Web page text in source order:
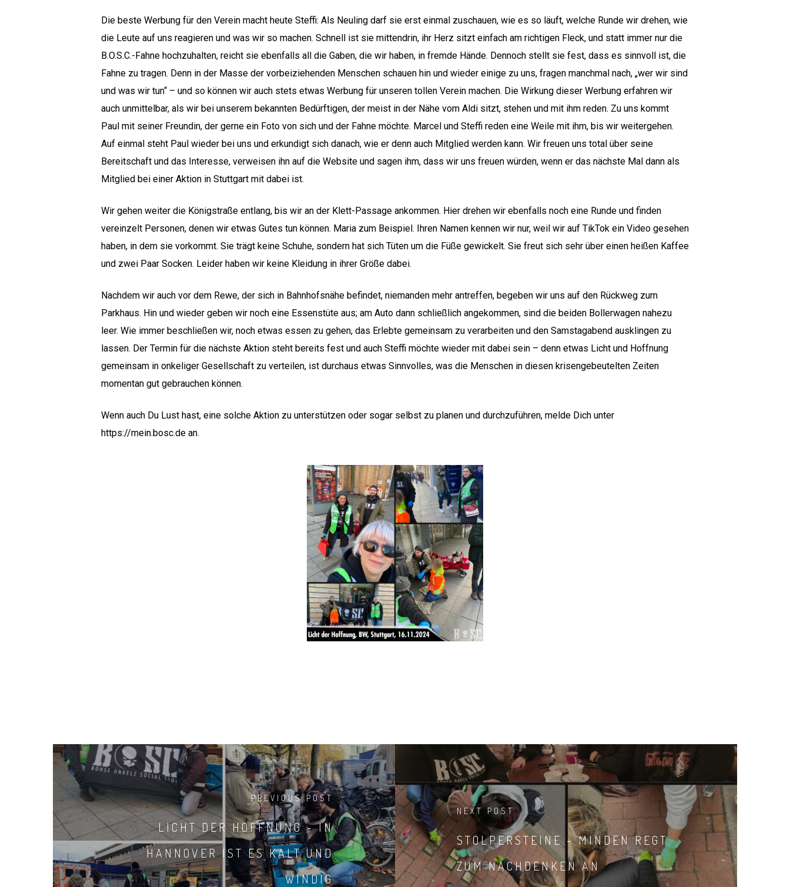
Hit enter to search or ESC to close
Die beste Werbung für den Verein macht heute Steffi: Als Neuling darf sie erst einmal zuschauen, wie es so läuft, welche Runde wir drehen, wie
die Leute auf uns reagieren und was wir so machen. Schnell ist sie mittendrin, ihr Herz sitzt einfach am richtigen Fleck, und statt immer nur die
B.O.S.C.-Fahne hochzuhalten, reicht sie ebenfalls all die Gaben, die wir haben, in fremde Hände. Dennoch stellt sie fest, dass es sinnvoll ist, die
Fahne zu tragen. Denn in der Masse der vorbeiziehenden Menschen schauen hin und wieder einige zu uns, fragen manchmal nach, „wer wir sind
und was wir tun“ – und so können wir auch stets etwas Werbung für unseren tollen Verein machen. Die Wirkung dieser Werbung erfahren wir
auch unmittelbar, als wir bei unserem bekannten Bedürftigen, der meist in der Nähe vom Aldi sitzt, stehen und mit ihm reden. Zu uns kommt
Paul mit seiner Freundin, der gerne ein Foto von sich und der Fahne möchte. Marcel und Steffi reden eine Weile mit ihm, bis wir weitergehen.
Auf einmal steht Paul wieder bei uns und erkundigt sich danach, wie er denn auch Mitglied werden kann. Wir freuen uns total über seine
Bereitschaft und das Interesse, verweisen ihn auf die Website und sagen ihm, dass wir uns freuen würden, wenn er das nächste Mal dann als
Mitglied bei einer Aktion in Stuttgart mit dabei ist.
Wir gehen weiter die Königstraße entlang, bis wir an der Klett-Passage ankommen. Hier drehen wir ebenfalls noch eine Runde und finden
vereinzelt Personen, denen wir etwas Gutes tun können. Maria zum Beispiel. Ihren Namen kennen wir nur, weil wir auf TikTok ein Video gesehen
haben, in dem sie vorkommt. Sie trägt keine Schuhe, sondern hat sich Tüten um die Füße gewickelt. Sie freut sich sehr über einen heißen Kaffee
und zwei Paar Socken. Leider haben wir keine Kleidung in ihrer Größe dabei.
Nachdem wir auch vor dem Rewe, der sich in Bahnhofsnähe befindet, niemanden mehr antreffen, begeben wir uns auf den Rückweg zum
Parkhaus. Hin und wieder geben wir noch eine Essenstüte aus; am Auto dann schließlich angekommen, sind die beiden Bollerwagen nahezu
leer. Wie immer beschließen wir, noch etwas essen zu gehen, das Erlebte gemeinsam zu verarbeiten und den Samstagabend ausklingen zu
lassen. Der Termin für die nächste Aktion steht bereits fest und auch Steffi möchte wieder mit dabei sein – denn etwas Licht und Hoffnung
gemeinsam in onkeliger Gesellschaft zu verteilen, ist durchaus etwas Sinnvolles, was die Menschen in diesen krisengebeutelten Zeiten
momentan gut gebrauchen können.
Wenn auch Du Lust hast, eine solche Aktion zu unterstützen oder sogar selbst zu planen und durchzuführen, melde Dich unter
https://mein.bosc.de an.
PREVIOUS POST
LICHT DER HOFFNUNG - IN
HANNOVER IST ES KALT UND
WINDIG
NEXT POST
STOLPERSTEINE - MINDEN REGT
ZUM NACHDENKEN AN